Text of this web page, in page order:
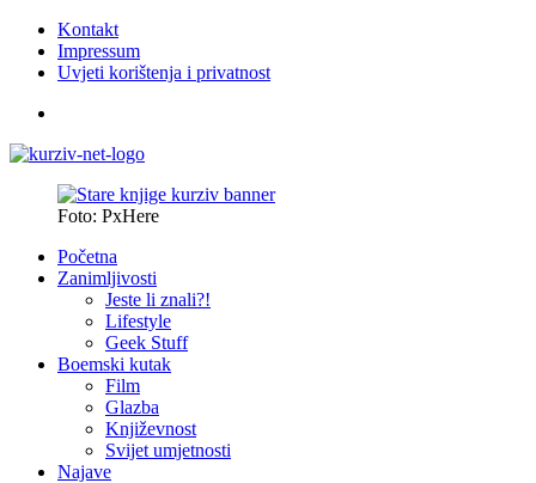
Kontakt
Impressum
Uvjeti korištenja i privatnost
Foto: PxHere
Početna
Zanimljivosti
Jeste li znali?!
Lifestyle
Geek Stuff
Boemski kutak
Film
Glazba
Književnost
Svijet umjetnosti
Najave